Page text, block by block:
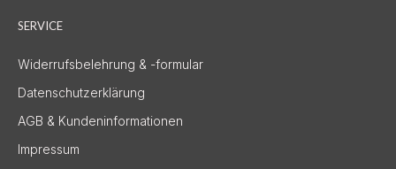
SERVICE
Widerrufsbelehrung & -formular
Datenschutzerklärung
AGB & Kundeninformationen
Impressum